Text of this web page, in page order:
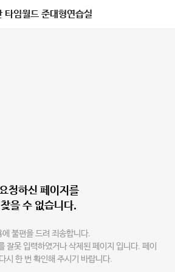
타임월드 준대형연습실
청하신 페이지를
찾을 수 없습니다.
에 불편을 드려 죄송합니다.
잘못 입력하였거나 삭제된 페이지 입니다. 페이
시 한 번 확인해 주시기 바랍니다.